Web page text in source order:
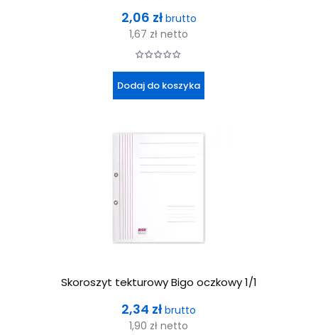
Cena
2,06 zł brutto
1,67 zł netto
Dodaj do koszyka
Skoroszyt tekturowy Bigo oczkowy 1/1
Cena
2,34 zł brutto
1,90 zł netto